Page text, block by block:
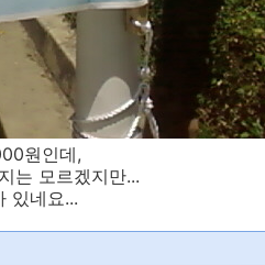
원인데,
는 모르겠지만...
있네요...